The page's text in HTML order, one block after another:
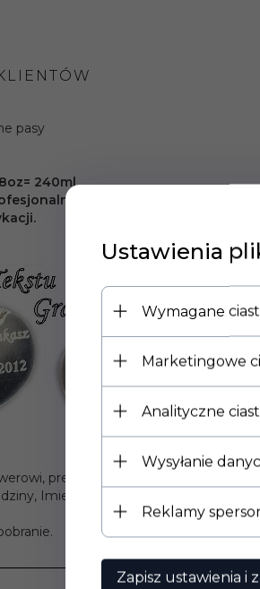
pasy
8oz= 240ml.
Grawer Mechaniczny
prezent nabiera dla
Imieniny, Kawalerski,
Ustawienia
Wymagane
Marketingowe
Analityczne
Wysyłanie
Reklamy
Zapisz ustawienia i